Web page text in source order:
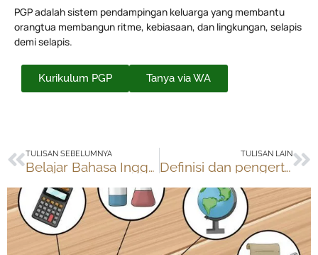
PGP adalah sistem pendampingan keluarga yang membantu
orangtua membangun ritme, kebiasaan, dan lingkungan, selapis
demi selapis.
Kurikulum PGP Tanya via WA
Prev
TULISAN SEBELUMNYA
Belajar Bahasa Inggris Online
TULISAN LAIN
Definisi dan pengertian homeschooling